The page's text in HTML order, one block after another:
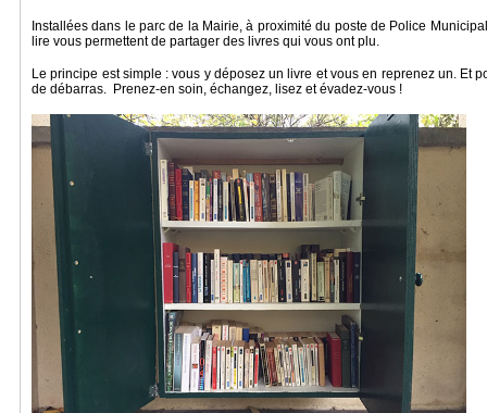
Installées dans le parc de la Mairie, à proximité du poste de Police
lire vous permettent de partager des livres qui vous ont plu.
Le principe est simple : vous y déposez un livre et vous en reprenez un. Et
de débarras. Prenez-en soin, échangez, lisez et évadez-vous !